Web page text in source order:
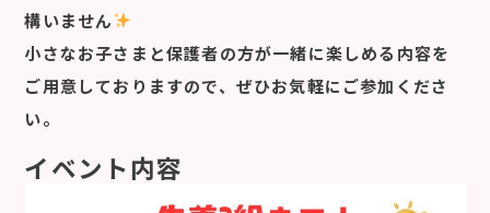
構いません
小さなお子さまと保護者の方が一緒に楽しめる内容を
ご用意しておりますので、ぜひお気軽にご参加くださ
い。
イベント内容